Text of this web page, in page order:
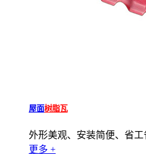
屋面树脂瓦
外形美观、安装简便、省
更多 +